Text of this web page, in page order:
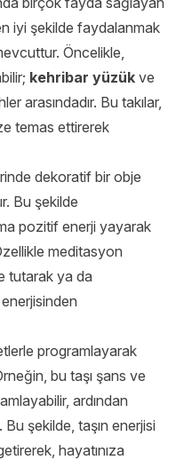
iyi şekilde faydalanmak
Öncelikle,
kehribar yüzük ve
arasındadır. Bu takılar,
temas ettirerek
dekoratif bir obje
Bu şekilde
pozitif enerji yayarak
meditasyon
tutarak ya da
enerjisinden
programlayarak
bu taşı şans ve
ardından
Bu şekilde, taşın enerjisi
hayatınıza